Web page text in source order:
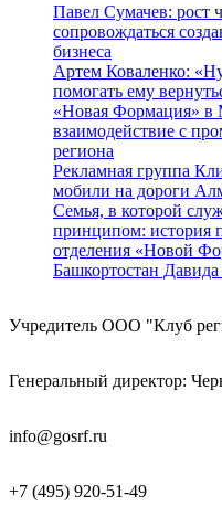
Павел Сумачев: рост
сопровождаться
бизнеса
Артем Коваленко:
помогать ему
«Новая Формация» в
взаимодействие с
региона
Рекламная группа
мобили на дороги
Семья, в которой
принципом: история
отделения «Новой
Башкортостан
Учредитель ООО "Клуб
Генеральный директор:
info@gosrf.ru
+7 (495) 920-51-49